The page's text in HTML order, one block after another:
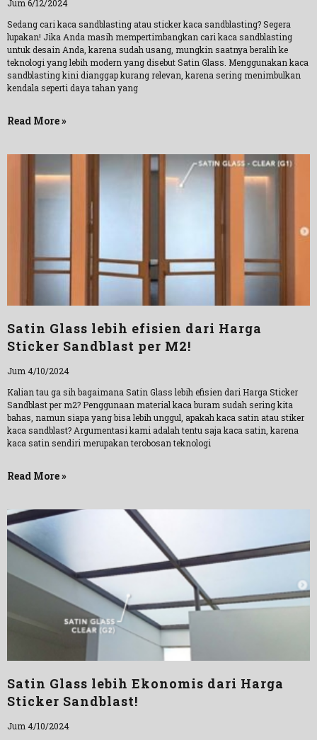
Jum 6/12/2024
Sedang cari kaca sandblasting atau sticker kaca sandblasting? Segera
lupakan! Jika Anda masih mempertimbangkan cari kaca sandblasting
untuk desain Anda, karena sudah usang, mungkin saatnya beralih ke
teknologi yang lebih modern yang disebut Satin Glass. Menggunakan kaca
sandblasting kini dianggap kurang relevan, karena sering menimbulkan
kendala seperti daya tahan yang
Read More »
Satin Glass lebih efisien dari Harga
Sticker Sandblast per M2!
Jum 4/10/2024
Kalian tau ga sih bagaimana Satin Glass lebih efisien dari Harga Sticker
Sandblast per m2? Penggunaan material kaca buram sudah sering kita
bahas, namun siapa yang bisa lebih unggul, apakah kaca satin atau stiker
kaca sandblast? Argumentasi kami adalah tentu saja kaca satin, karena
kaca satin sendiri merupakan terobosan teknologi
Read More »
Satin Glass lebih Ekonomis dari Harga
Sticker Sandblast!
Jum 4/10/2024